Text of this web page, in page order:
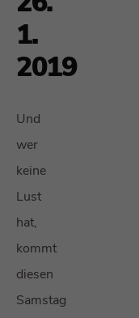
1.
2019
Und
wer
keine
Lust
hat,
kommt
diesen
Samstag